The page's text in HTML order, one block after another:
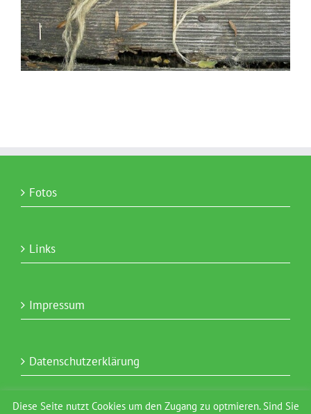
Fotos
Links
Impressum
Datenschutzerklärung
Diese Seite nutzt Cookies um den Zugang zu optmieren. Sind Sie